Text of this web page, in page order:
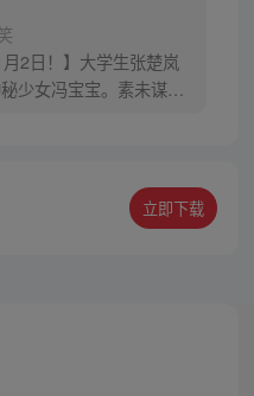
月2日！】大学生张楚岚
少女冯宝宝。素未谋面
彻底颠覆，与冯宝宝一
立即下载